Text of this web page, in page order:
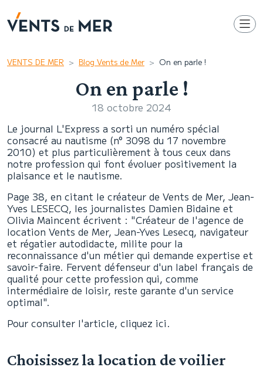
VENTS DE MER Blog Vents de Mer On en parle !
On en parle !
18 octobre 2024
Le journal L'Express a sorti un numéro spécial
consacré au nautisme (n° 3098 du 17 novembre
2010) et plus particulièrement à tous ceux dans
notre profession qui font évoluer positivement la
plaisance et le nautisme.
Page 38, en citant le créateur de Vents de Mer, Jean-
Yves LESECQ, les journalistes Damien Bidaine et
Olivia Maincent écrivent : "Créateur de l'agence de
location Vents de Mer, Jean-Yves Lesecq, navigateur
et régatier autodidacte, milite pour la
reconnaissance d'un métier qui demande expertise et
savoir-faire. Fervent défenseur d'un label français de
qualité pour cette profession qui, comme
intermédiaire de loisir, reste garante d'un service
optimal".
Pour consulter l'article, cliquez ici.
Choisissez la location de voilier